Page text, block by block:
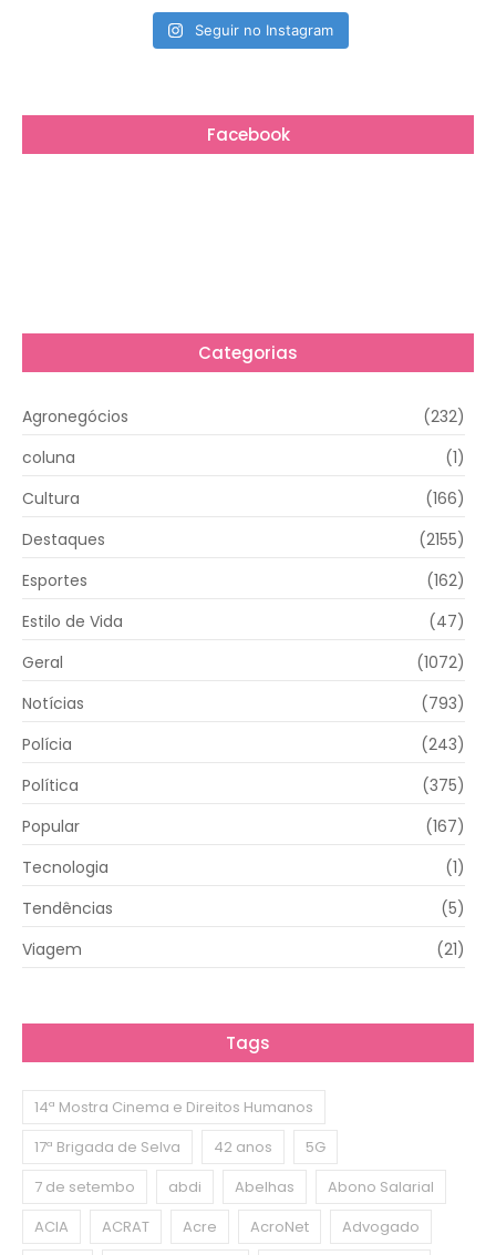
Seguir no Instagram
Facebook
Categorias
Agronegócios
(232)
coluna
(1)
Cultura
(166)
Destaques
(2155)
Esportes
(162)
Estilo de Vida
(47)
Geral
(1072)
Notícias
(793)
Polícia
(243)
Política
(375)
Popular
(167)
Tecnologia
(1)
Tendências
(5)
Viagem
(21)
Tags
14ª Mostra Cinema e Direitos Humanos
17ª Brigada de Selva
42 anos
5G
7 de setembo
abdi Abelhas
Abono Salarial
ACIA
ACRAT Acre AcroNet
Advogado